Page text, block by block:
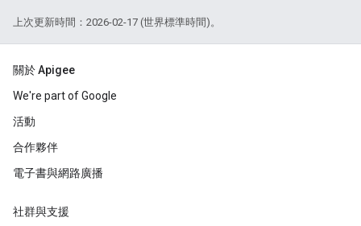
上次更新時間：2026-02-17 (世界標準時間)。
關於 Apigee
We're part of Google
活動
合作夥伴
電子書與網路廣播
社群與支援